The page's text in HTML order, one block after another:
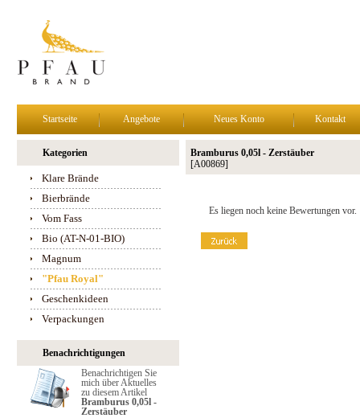
Startseite Angebote Neues Konto Kontakt
Kategorien
Klare Brände
Bierbrände
Vom Fass
Bio (AT-N-01-BIO)
Magnum
"Pfau Royal"
Geschenkideen
Verpackungen
Benachrichtigungen
Benachrichtigen Sie
mich über Aktuelles
zu diesem Artikel
Bramburus 0,05l -
Zerstäuber
Bramburus 0,05l - Zerstäuber
[A00869]
Es liegen noch keine Bewertungen vor.